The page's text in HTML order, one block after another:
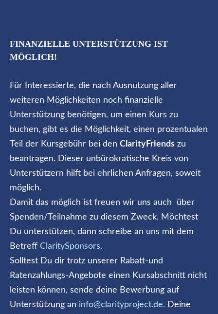
FINANZIELLE UNTERSTÜTZUNG IST
MÖGLICH!
Für Interessierte, die nach Ausnutzung aller
weiteren Möglichkeiten noch finanzielle
Unterstützung benötigen, um einen Kurs zu
buchen, gibt es die Möglichkeit, einen prozentualen
Teil der Kursgebühr bei den ClarityFriends zu
beantragen. Dieser unbürokratische Kreis von
Unterstützern hilft bei ehrlichen Anfragen, soweit
möglich.
Damit das möglich ist freuen wir uns auch über
Spenden/Teilnahme zu diesem Zweck. Möchtest
Du unterstützen, dann schreibe an uns mit dem
Betreff ClaritySponsors.
Solltest Du dir trotz unserer Rabatt-und
Ratenzahlungs-Angebote einen Kursabschnitt nicht
leisten können, sende deine Bewerbung auf
Unterstützung an info@clarityproject.de. Deine